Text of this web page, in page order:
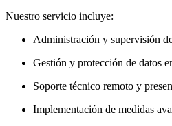
Nuestro servicio incluye:
Administración y supervisión
Gestión y protección de datos
Soporte técnico remoto y
Implementación de medidas